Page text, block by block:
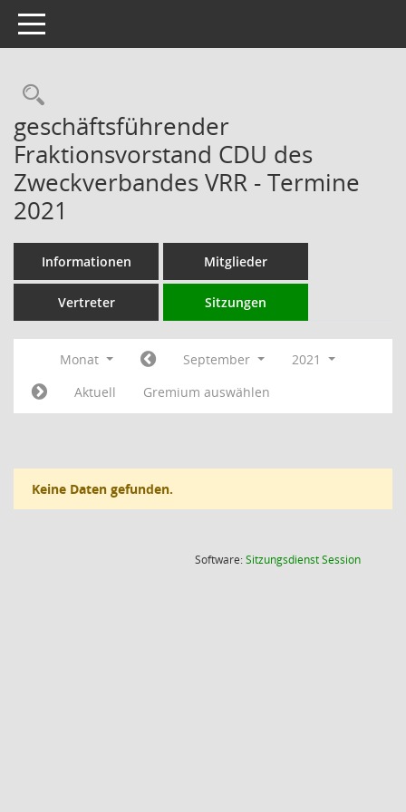
Toggle navigation
Rechercheauswahl
geschäftsführender
Fraktionsvorstand CDU des
Zweckverbandes VRR - Termine
2021
Informationen Mitglieder
Vertreter Sitzungen
Monat September
2021
Aktuell
Gremium auswählen
Keine Daten gefunden.
Software:SitzungsdienstSession(Wird in